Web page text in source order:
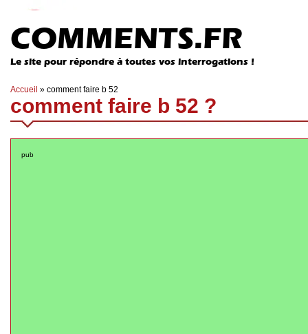
COMMENTS.FR
Le site pour répondre à toutes vos interrogations !
Accueil » comment faire b 52
comment faire b 52 ?
pub